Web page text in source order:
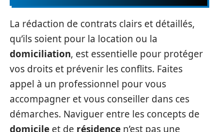
La rédaction de contrats clairs et détaillés,
qu’ils soient pour la location ou la
domiciliation, est essentielle pour protéger
vos droits et prévenir les conflits. Faites
appel à un professionnel pour vous
accompagner et vous conseiller dans ces
démarches. Naviguer entre les concepts de
domicile et de résidence n’est pas une